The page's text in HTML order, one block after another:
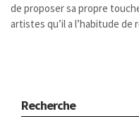
de proposer sa propre
artistes qu’il a l’habitude de
Recherche